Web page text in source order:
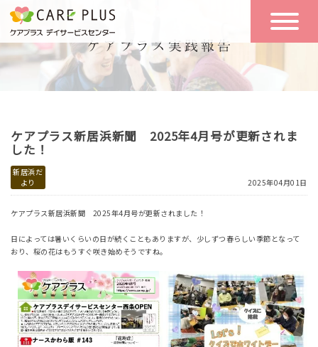
こんな方に
おすすめ
一日の流れ
一日体験
空き状況
リクルート
お問い合わせ
体験希望
ケアプラス新居浜新聞 2025年4月号が更新されま
した！
新居浜だ
より
2025年04月01日
ケアプラス新居浜新聞 2025年4月号が更新されました！
日によっては暑いくらいの日が続くこともありますが、少しずつ春らしい季節となって
おり、桜の花はもうすぐ咲き始めそうですね。